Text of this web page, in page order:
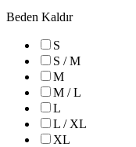
Beden Kaldır
S
S / M
M
M / L
L
L / XL
XL